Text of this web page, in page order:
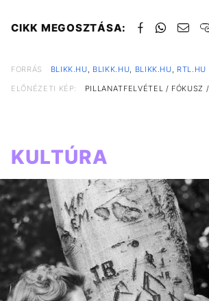
CIKK MEGOSZTÁSA:
FORRÁS BLIKK.HU, BLIKK.HU, BLIKK.HU, RTL.HU
ELŐNÉZETI KÉP:
PILLANATFELVÉTEL / FÓKUSZ
KULTÚRA